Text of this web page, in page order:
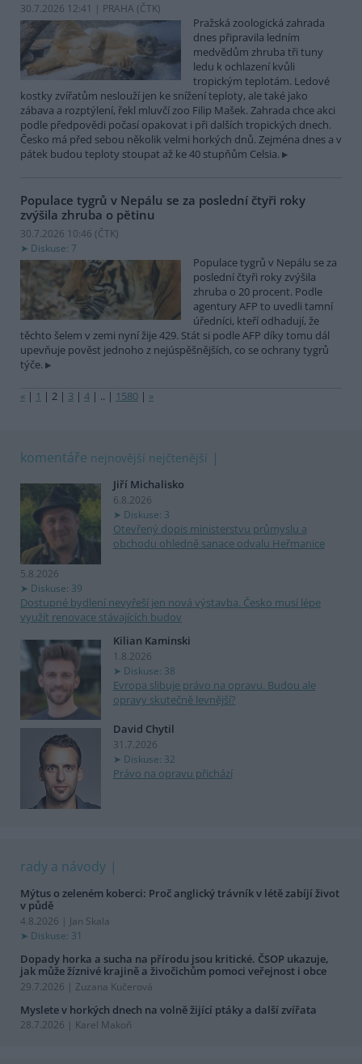
30.7.2026 12:41 | PRAHA (ČTK)
Pražská zoologická zahrada
dnes připravila ledním
medvědům zhruba tři tuny
ledu k ochlazení kvůli
tropickým teplotám. Ledové
kostky zvířatům neslouží jen ke snížení teploty, ale také jako
zábava a rozptýlení, řekl mluvčí zoo Filip Mašek. Zahrada chce akci
podle předpovědi počasí opakovat i při dalších tropických dnech.
Česko má před sebou několik velmi horkých dnů. Zejména dnes a v
pátek budou teploty stoupat až ke 40 stupňům Celsia.
Populace tygrů v Nepálu se za poslední čtyři roky
zvýšila zhruba o pětinu
30.7.2026 10:46 (ČTK)
Diskuse: 7
Populace tygrů v Nepálu se za
poslední čtyři roky zvýšila
zhruba o 20 procent. Podle
agentury AFP to uvedli tamní
úředníci, kteří odhadují, že
těchto šelem v zemi nyní žije 429. Stát si podle AFP díky tomu dál
upevňuje pověst jednoho z nejúspěšnějších, co se ochrany tygrů
týče.
« | 1 | 2 | 3 | 4 | .. | 1580 | »
komentáře nejnovější nejčtenější
Jiří Michalisko
6.8.2026
Diskuse: 3
Otevřený dopis ministerstvu průmyslu a
obchodu ohledně sanace odvalu Heřmanice
5.8.2026
Diskuse: 39
Dostupné bydlení nevyřeší jen nová výstavba. Česko musí lépe
využít renovace stávajících budov
Kilian Kaminski
1.8.2026
Diskuse: 38
Evropa slibuje právo na opravu. Budou ale
opravy skutečně levnější?
David Chytil
31.7.2026
Diskuse: 32
Právo na opravu přichází
rady a návody
Mýtus o zeleném koberci: Proč anglický trávník v létě zabíjí život
v půdě
4.8.2026 | Jan Skala
Diskuse: 31
Dopady horka a sucha na přírodu jsou kritické. ČSOP ukazuje,
jak může žíznivé krajině a živočichům pomoci veřejnost i obce
29.7.2026 | Zuzana Kučerová
Myslete v horkých dnech na volně žijící ptáky a další zvířata
28.7.2026 | Karel Makoň